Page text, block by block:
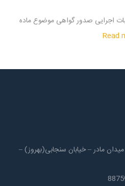
اجرایی صدور گواهی موضوع ماده
Read
میدان مادر – خیابان سنجابی(بهروز) –